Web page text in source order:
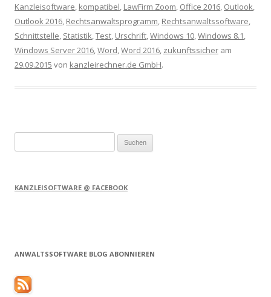
Kanzleisoftware, kompatibel, LawFirm Zoom, Office 2016, Outlook,
Outlook 2016, Rechtsanwaltsprogramm, Rechtsanwaltssoftware,
Schnittstelle, Statistik,Test, Urschrift,Windows 10,Windows 8.1,
Windows Server 2016,Word,Word 2016, zukunftssicher am
29.09.2015 von kanzleirechner.de GmbH.
nach:
KANZLEISOFTWARE @ FACEBOOK
ANWALTSSOFTWARE BLOG ABONNIEREN